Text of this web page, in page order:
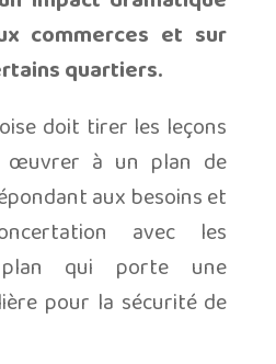
commerces et sur
quartiers.
doit tirer les leçons
à un plan de
aux besoins et
avec les
qui porte une
pour la sécurité de